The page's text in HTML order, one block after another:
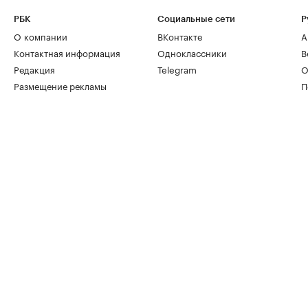
РБК
О компании
Контактная информация
Редакция
Размещение рекламы
Социальные сети
ВКонтакте
Одноклассники
Telegram